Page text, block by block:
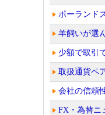
ポーランド
羊飼いが選
少額で取引
取扱通貨ペ
会社の信頼
FX・為替ニ